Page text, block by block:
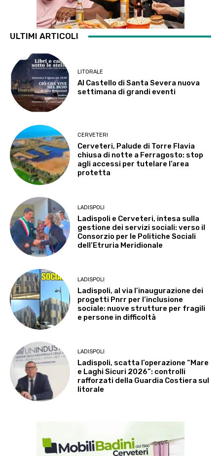
ULTIMI ARTICOLI
LITORALE
Al Castello di Santa Severa nuova
settimana di grandi eventi
CERVETERI
Cerveteri, Palude di Torre Flavia
chiusa di notte a Ferragosto: stop
agli accessi per tutelare l’area
protetta
LADISPOLI
Ladispoli e Cerveteri, intesa sulla
gestione dei servizi sociali: verso il
Consorzio per le Politiche Sociali
dell’Etruria Meridionale
LADISPOLI
Ladispoli, al via l’inaugurazione dei
progetti Pnrr per l’inclusione
sociale: nuove strutture per fragili
e persone in difficoltà
LADISPOLI
Ladispoli, scatta l’operazione “Mare
e Laghi Sicuri 2026”: controlli
rafforzati della Guardia Costiera sul
litorale